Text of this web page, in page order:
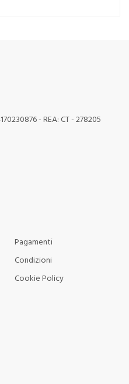
- REA: CT - 278205
Pagamenti
Condizioni
Cookie Policy